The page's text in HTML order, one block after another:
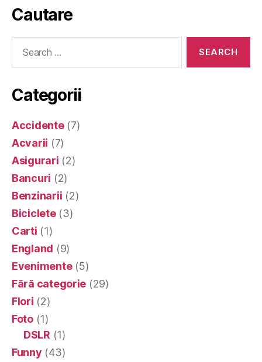
Cautare
Categorii
Accidente(7)
Acvarii (7)
Asigurari (2)
Bancuri (2)
Benzinarii (2)
Biciclete(3)
Carti (1)
England (9)
Evenimente(5)
Fără categorie (29)
Flori (2)
Foto(1)
DSLR (1)
Funny (43)